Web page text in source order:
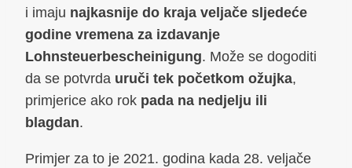
i imaju najkasnije do kraja veljače sljedeće
godine vremena za izdavanje
Lohnsteuerbescheinigung. Može se dogoditi
da se potvrda uruči tek početkom ožujka,
primjerice ako rok pada na nedjelju ili
blagdan.
Primjer za to je 2021. godina kada 28. veljače